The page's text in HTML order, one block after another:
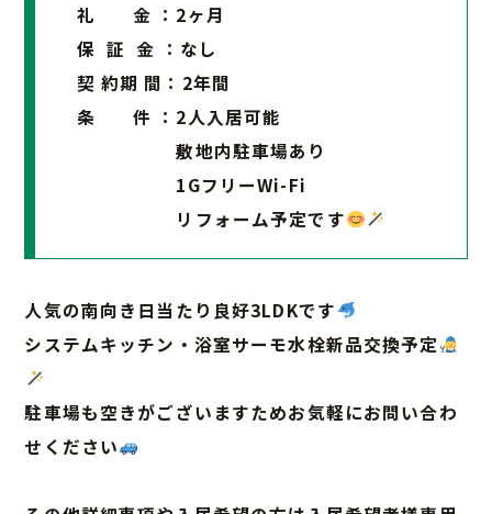
礼 金 ：2ヶ月
保 証 金 ：なし
契 約期 間：2年間
条 件 ：2人入居可能
敷地内駐車場あり
1GフリーWi-Fi
リフォーム予定です
人気の南向き日当たり良好3LDKです
システムキッチン・浴室サーモ水栓新品交換予定
駐車場も空きがございますためお気軽にお問い合わ
せください